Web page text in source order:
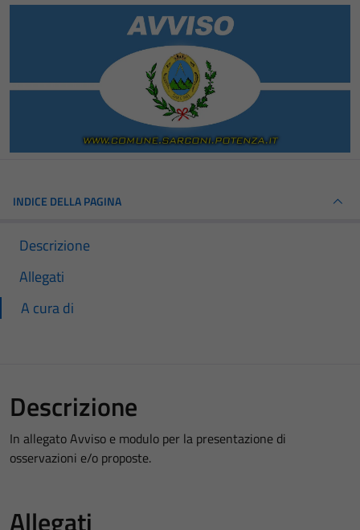
INDICE DELLA PAGINA
Descrizione
Allegati
A cura di
Descrizione
In allegato Avviso e modulo per la presentazione di
osservazioni e/o proposte.
Allegati